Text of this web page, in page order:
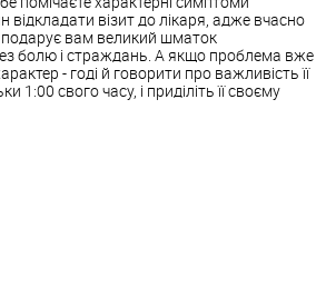
візит до лікаря, адже вчасно
вам великий шматок
болю і страждань. А якщо проблема вже
- годі й говорити про важливість її
1:00 свого часу, і приділіть її своєму